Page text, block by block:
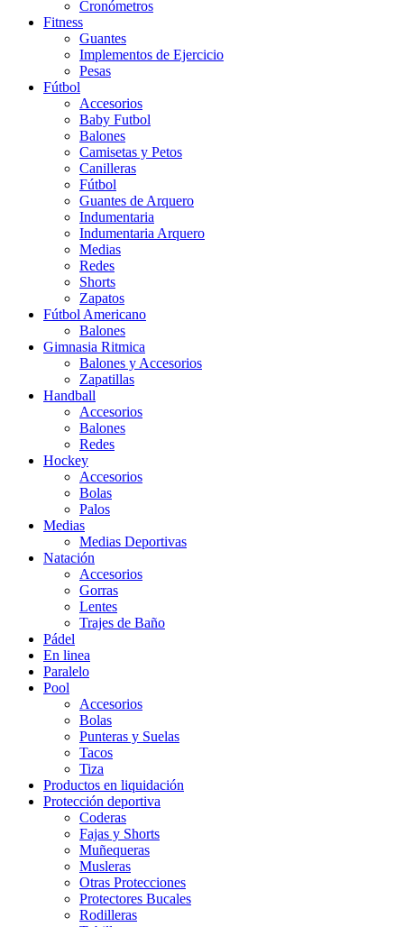
Cronómetros
Fitness
Guantes
Implementos de Ejercicio
Pesas
Fútbol
Accesorios
Baby Futbol
Balones
Camisetas y Petos
Canilleras
Fútbol
Guantes de Arquero
Indumentaria
Indumentaria Arquero
Medias
Redes
Shorts
Zapatos
Fútbol Americano
Balones
Gimnasia Ritmica
Balones y Accesorios
Zapatillas
Handball
Accesorios
Balones
Redes
Hockey
Accesorios
Bolas
Palos
Medias
Medias Deportivas
Natación
Accesorios
Gorras
Lentes
Trajes de Baño
Pádel
En linea
Paralelo
Pool
Accesorios
Bolas
Punteras y Suelas
Tacos
Tiza
Productos en liquidación
Protección deportiva
Coderas
Fajas y Shorts
Muñequeras
Musleras
Otras Protecciones
Protectores Bucales
Rodilleras